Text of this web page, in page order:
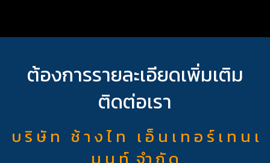
ต้องการรายละเอียดเพิ่มเติม
ติดต่อเรา
บ ริ ษั ท ช้ า ง ไ ท เ อ็ น เ ท อ ร์ เ ท น เ
ม น ท์ จำ กั ด